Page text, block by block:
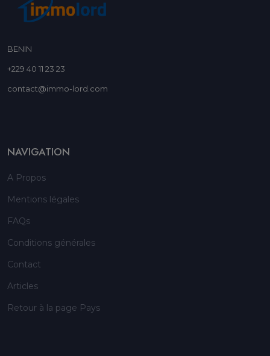
BENIN
+229 40 11 23 23
contact@immo-lord.com
NAVIGATION
A Propos
Mentions légales
FAQs
Conditions générales
Contact
Articles
Retour à la page Pays